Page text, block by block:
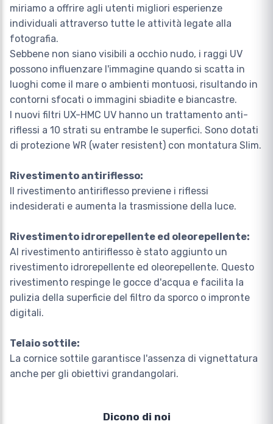
miriamo a offrire agli utenti migliori esperienze
individuali attraverso tutte le attività legate alla
fotografia.
Sebbene non siano visibili a occhio nudo, i raggi UV
possono influenzare l'immagine quando si scatta in
luoghi come il mare o ambienti montuosi, risultando in
contorni sfocati o immagini sbiadite e biancastre.
I nuovi filtri UX-HMC UV hanno un trattamento anti-
riflessi a 10 strati su entrambe le superfici. Sono dotati
di protezione WR (water resistent) con montatura Slim.
Rivestimento antiriflesso:
Il rivestimento antiriflesso previene i riflessi
indesiderati e aumenta la trasmissione della luce.
Rivestimento idrorepellente ed oleorepellente:
Al rivestimento antiriflesso è stato aggiunto un
rivestimento idrorepellente ed oleorepellente. Questo
rivestimento respinge le gocce d'acqua e facilita la
pulizia della superficie del filtro da sporco o impronte
digitali.
Telaio sottile:
La cornice sottile garantisce l'assenza di vignettatura
anche per gli obiettivi grandangolari.
Dicono di noi